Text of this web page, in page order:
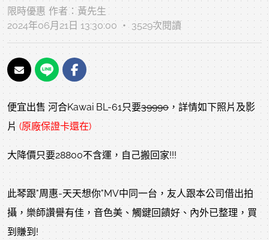
限時優惠 作者：黃先生
2024年06月21日 13:30:00 ‧ 3529次閱讀
便宜出售 河合Kawai BL-61只要39990 ，詳情如下照片及影
片 (原廠保證卡還在)
大降價只要28800不含運，自己搬回家!!!
此琴跟"周惠-天天想你"MV中同一台，友人跟本公司借出拍
攝，樂師讚譽有佳，音色美、觸鍵回饋好、內外已整理，買
到賺到!